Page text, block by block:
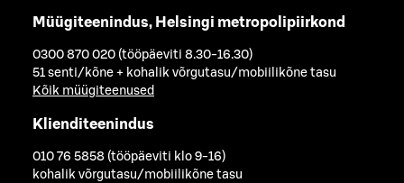
Müügiteenindus, Helsingi metropolipiirkond
0300 870 020 (tööpäeviti 8.30-16.30)
51 senti/kõne + kohalik võrgutasu/mobiilikõne tasu
Kõik müügiteenused
Klienditeenindus
010 76 5858 (tööpäeviti klo 9-16)
kohalik võrgutasu/mobiilikõne tasu